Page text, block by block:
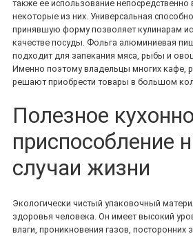
также ее использование
некоторые из них. Универсальная
принявшую форму позволяет кулинарам
качестве посуды. Фольга алюминиевая
подходит для запекания мяса, рыбы и
Именно поэтому владельцы многих кафе,
решают приобрести товары в большом
Полезное
приспособление
случаи жизни
Экологически чистый упаковочный
здоровья человека. Он имеет высокий
влаги, проникновения газов, посторонних